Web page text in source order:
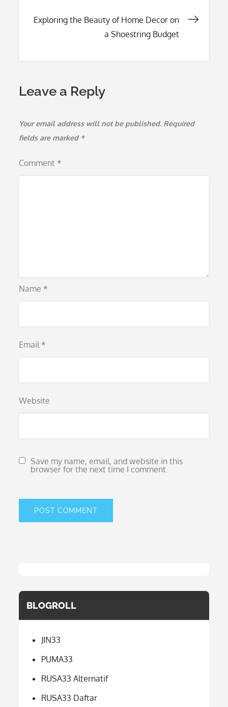
Exploring the Beauty of Home Decor on
a Shoestring Budget
Leave a Reply
Your email address will not be published. Required
fields are marked *
Comment *
Name *
Email *
Website
Save my name, email, and website in this
browser for the next time I comment.
BLOGROLL
JIN33
PUMA33
RUSA33 Alternatif
RUSA33 Daftar